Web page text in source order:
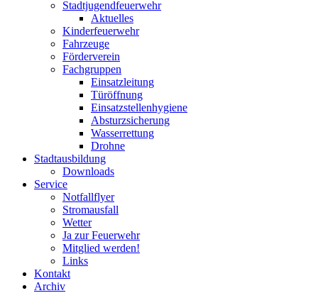
Stadtjugendfeuerwehr
Aktuelles
Kinderfeuerwehr
Fahrzeuge
Förderverein
Fachgruppen
Einsatzleitung
Türöffnung
Einsatzstellenhygiene
Absturzsicherung
Wasserrettung
Drohne
Stadtausbildung
Downloads
Service
Notfallflyer
Stromausfall
Wetter
Ja zur Feuerwehr
Mitglied werden!
Links
Kontakt
Archiv